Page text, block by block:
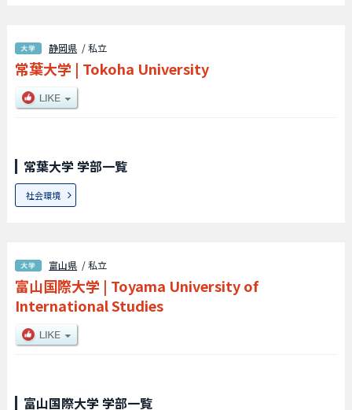
静岡県 / 私立
常葉大学 | Tokoha University
常葉大学 学部一覧
社会環境
富山県 / 私立
富山国際大学 | Toyama University of
International Studies
富山国際大学 学部一覧